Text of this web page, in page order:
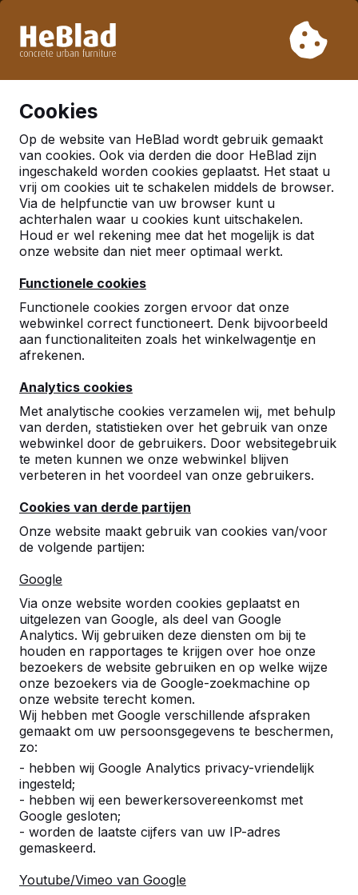
week 33. Houdt u daarom rekening met langere levertijden.
Cookies
Op de website van HeBlad wordt gebruik gemaakt
van cookies. Ook via derden die door HeBlad zijn
ingeschakeld worden cookies geplaatst. Het staat u
vrij om cookies uit te schakelen middels de browser.
Via de helpfunctie van uw browser kunt u
achterhalen waar u cookies kunt uitschakelen.
Houd er wel rekening mee dat het mogelijk is dat
onze website dan niet meer optimaal werkt.
Functionele cookies
Functionele cookies zorgen ervoor dat onze
webwinkel correct functioneert. Denk bijvoorbeeld
aan functionaliteiten zoals het winkelwagentje en
afrekenen.
Analytics cookies
Met analytische cookies verzamelen wij, met behulp
van derden, statistieken over het gebruik van onze
webwinkel door de gebruikers. Door websitegebruik
te meten kunnen we onze webwinkel blijven
verbeteren in het voordeel van onze gebruikers.
Cookies van derde partijen
Onze website maakt gebruik van cookies van/voor
de volgende partijen:
Google
Via onze website worden cookies geplaatst en
uitgelezen van Google, als deel van Google
Analytics. Wij gebruiken deze diensten om bij te
houden en rapportages te krijgen over hoe onze
bezoekers de website gebruiken en op welke wijze
onze bezoekers via de Google-zoekmachine op
onze website terecht komen.
Wij hebben met Google verschillende afspraken
gemaakt om uw persoonsgegevens te beschermen,
zo:
- hebben wij Google Analytics privacy-vriendelijk
ingesteld;
- hebben wij een bewerkersovereenkomst met
Google gesloten;
- worden de laatste cijfers van uw IP-adres
gemaskeerd.
Youtube/Vimeo van Google
Al meer dan 30.000 producten verkocht
Betonnen tafeltennistafels,
bankjes en speltafels.
robuuste spel- en speeltafels.
Bekijk onze tafels -->
Ontdek ons complete
assortiment
Pingpongtafels -->